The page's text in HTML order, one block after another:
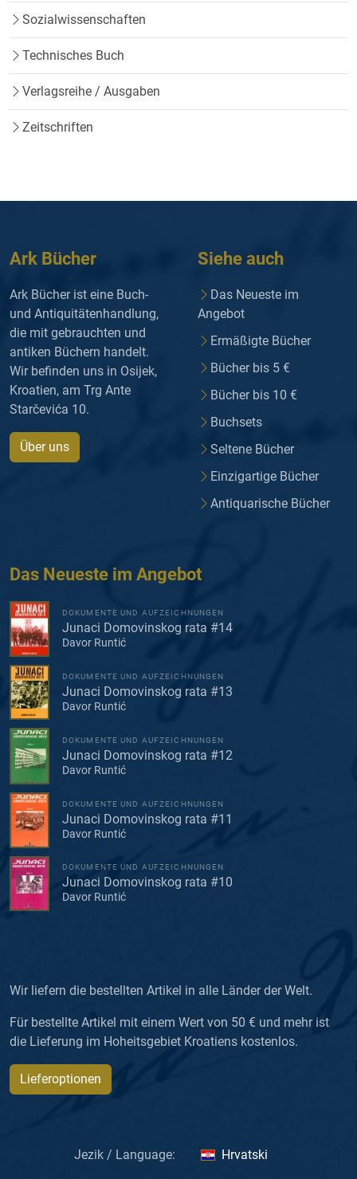
Sozialwissenschaften
Technisches Buch
Verlagsreihe / Ausgaben
Zeitschriften
Ark Bücher
Ark Bücher ist eine Buch-
und Antiquitätenhandlung,
die mit gebrauchten und
antiken Büchern handelt.
Wir befinden uns in Osijek,
Kroatien, am Trg Ante
Starčevića 10.
Über uns
Siehe auch
Das Neueste im
Angebot
Ermäßigte Bücher
Bücher bis 5 €
Bücher bis 10 €
Buchsets
Seltene Bücher
Einzigartige Bücher
Antiquarische Bücher
Das Neueste im Angebot
DOKUMENTE UND AUFZEICHNUNGEN
Junaci Domovinskog rata #14
Davor Runtić
DOKUMENTE UND AUFZEICHNUNGEN
Junaci Domovinskog rata #13
Davor Runtić
DOKUMENTE UND AUFZEICHNUNGEN
Junaci Domovinskog rata #12
Davor Runtić
DOKUMENTE UND AUFZEICHNUNGEN
Junaci Domovinskog rata #11
Davor Runtić
DOKUMENTE UND AUFZEICHNUNGEN
Junaci Domovinskog rata #10
Davor Runtić
Wir liefern die bestellten Artikel in alle Länder der Welt.
Für bestellte Artikel mit einem Wert von 50 € und mehr ist
die Lieferung im Hoheitsgebiet Kroatiens kostenlos.
Lieferoptionen
Jezik / Language: Hrvatski